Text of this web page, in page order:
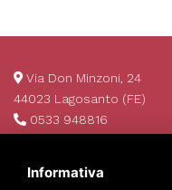
Via Don Minzoni, 24
44023 Lagosanto (FE)
0533 948816
REA 174484
Informativa